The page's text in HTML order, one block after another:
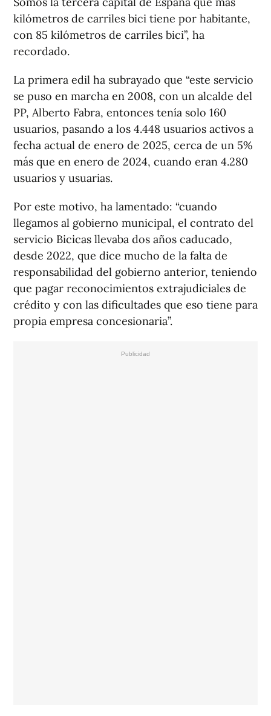
kilómetros de carriles bici tiene por habitante,
con 85 kilómetros de carriles bici”, ha
recordado.
La primera edil ha subrayado que “este servicio
se puso en marcha en 2008, con un alcalde del
PP, Alberto Fabra, entonces tenía solo 160
usuarios, pasando a los 4.448 usuarios activos a
fecha actual de enero de 2025, cerca de un 5%
más que en enero de 2024, cuando eran 4.280
usuarios y usuarias.
Por este motivo, ha lamentado: “cuando
llegamos al gobierno municipal, el contrato del
servicio Bicicas llevaba dos años caducado,
desde 2022, que dice mucho de la falta de
responsabilidad del gobierno anterior, teniendo
que pagar reconocimientos extrajudiciales de
crédito y con las dificultades que eso tiene para
propia empresa concesionaria”.